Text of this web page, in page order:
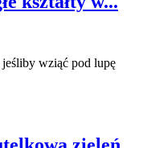
wziąć pod lupę